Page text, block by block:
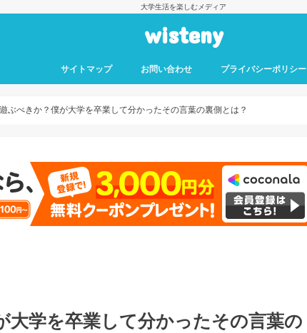
大学生活を楽しむメディア
wisteny
サイトマップ お問い合わせ プライバシーポリシー
ぶべきか？僕が大学を卒業して分かったその言葉の裏側とは？
大学を卒業して分かったその言葉の